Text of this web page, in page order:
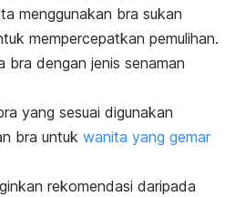
menggunakan bra sukan
mempercepatkan pemulihan.
bra dengan jenis senaman
yang sesuai digunakan
bra untuk wanita yang gemar
rekomendasi daripada